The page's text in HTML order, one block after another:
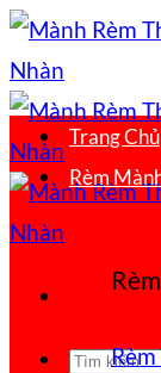
Bỏ
qua
nội
dung
Tìm
Trang Chủ
Rèm